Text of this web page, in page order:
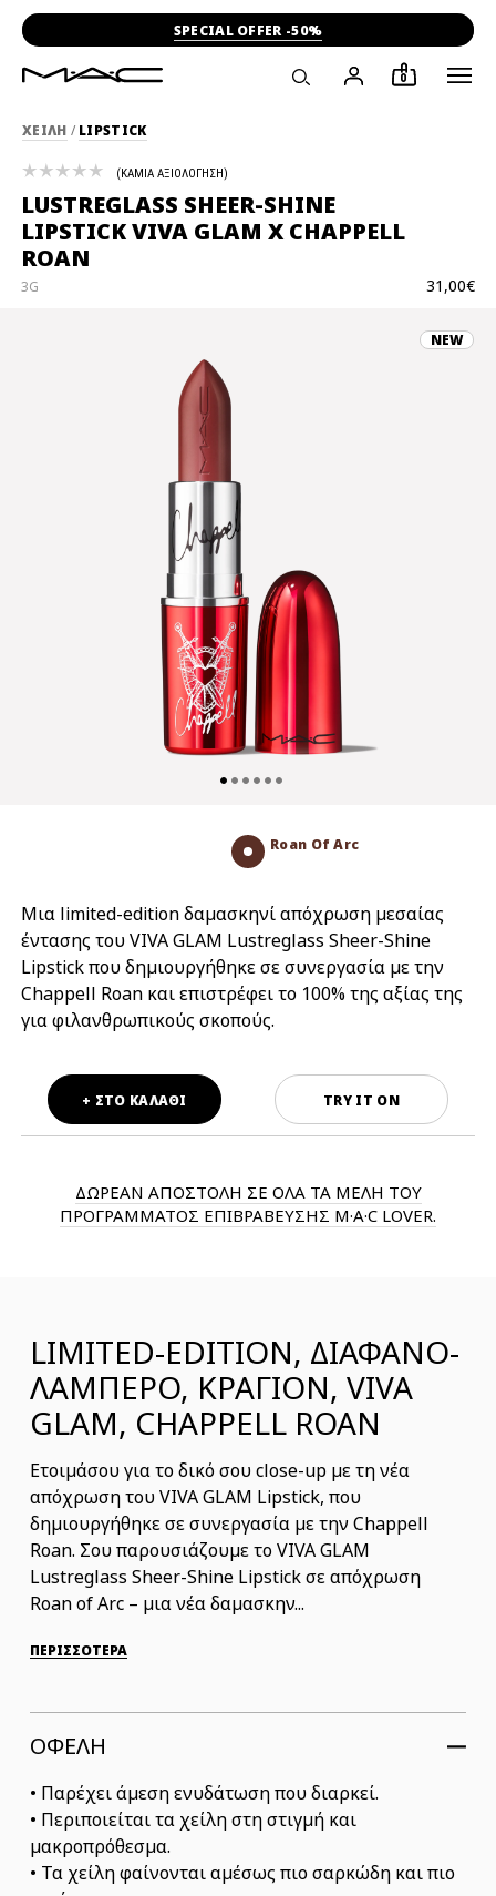
SPECIAL OFFER -50%
0
ΧΕΙΛΗ / LIPSTICK
LUSTREGLASS SHEER-SHINE
LIPSTICK VIVA GLAM X CHAPPELL
ROAN
31,00€
3G
ΚΑΜΙΑ ΑΞΙΟΛΟΓΗΣΗ
NEW
Μια limited-edition δαμασκηνί απόχρωση μεσαίας
έντασης του VIVA GLAM Lustreglass Sheer-Shine
Lipstick που δημιουργήθηκε σε συνεργασία με την
Chappell Roan και επιστρέφει το 100% της αξίας της
για φιλανθρωπικούς σκοπούς.
Roan Of Arc
TRY IT ON
+ ΣΤΟ ΚΑΛΑΘΙ
ΔΩΡΕΑΝ ΑΠΟΣΤΟΛΗ ΣΕ ΟΛΑ ΤΑ ΜΕΛΗ ΤΟΥ
ΠΡΟΓΡΑΜΜΑΤΟΣ ΕΠΙΒΡΑΒΕΥΣΗΣ M·A·C LOVER.
LIMITED-EDITION, ΔΙΑΦΑΝΟ-
ΛΑΜΠΕΡΟ, ΚΡΑΓΙΟΝ, VIVA
GLAM, CHAPPELL ROAN
Ετοιμάσου για το δικό σου close-up με τη νέα
απόχρωση του VIVA GLAM Lipstick, που
δημιουργήθηκε σε συνεργασία με την Chappell
Roan. Σου παρουσιάζουμε το VIVA GLAM
Lustreglass Sheer-Shine Lipstick σε απόχρωση
Roan of Arc – μια νέα δαμασκην...
ΠΕΡΙΣΣΟΤΕΡΑ
ΟΦΕΛΗ
• Παρέχει άμεση ενυδάτωση που διαρκεί.
• Περιποιείται τα χείλη στη στιγμή και
μακροπρόθεσμα.
• Τα χείλη φαίνονται αμέσως πιο σαρκώδη και πιο